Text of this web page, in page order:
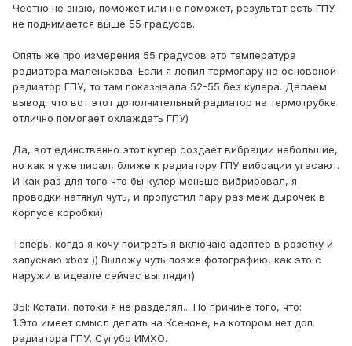
Честно не знаю, поможет или не поможет, результат есть ГПУ
не поднимается выше 55 градусов.
Опять же про измерения 55 градусов это температура
радиатора маленькава. Если я лепил термопару на основоной
радиатор ГПУ, то там показывала 52-55 без кулера. Делаем
вывод, что вот этот дополнительный радиатор на термотрубке
отлично помогает охлаждать ГПУ)
Да, вот единственно этот кулер создает вибрации небольшие,
но как я уже писал, ближе к радиатору ГПУ вибрации угасают.
И как раз для того что бы кулер меньше вибрировал, я
проводки натянул чуть, и пропустил пару раз меж дырочек в
корпусе коробки)
Теперь, когда я хочу поиграть я включаю адаптер в розетку и
запускаю xbox )) Выложу чуть позже фотографию, как это с
наружи в идеале сейчас выглядит)
ЗЫ: Кстати, потоки я не разделял... По причине того, что:
1.Это имеет смысл делать на Ксеноне, на котором нет доп.
радиатора ГПУ. Сугубо ИМХО.